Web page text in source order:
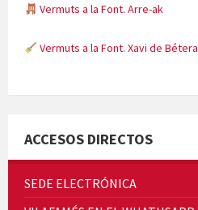
Vermuts a la Font. Arre-ak
Vermuts a la Font. Xavi de Bétera
ACCESOS DIRECTOS
SEDE ELECTRÓNICA